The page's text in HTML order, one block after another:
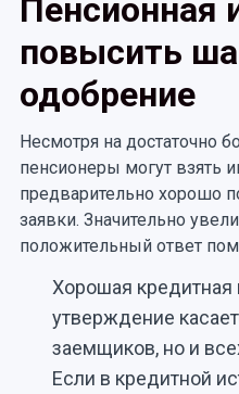
Пенсионная
повысить
одобрение
Несмотря на достаточно
пенсионеры могут взять
предварительно хорошо
заявки. Значительно
положительный ответ
Хорошая кредитная
утверждение
заемщиков, но и
Если в кредитной